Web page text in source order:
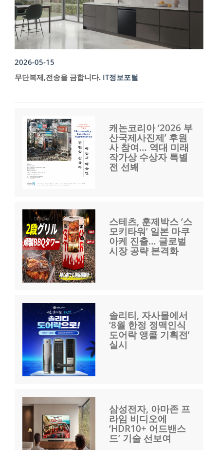
2026-05-15
무단복제,전송을 금합니다. IT정보포털
캐논코리아 ‘2026 부
산국제사진제’ 후원
사 참여… 역대 미래
작가상 수상자 특별
전 선봬
스테츠, 훈제박스 ‘스
모키타워’ 일본 마쿠
아케 진출… 글로벌
시장 공략 본격화
솔리티, 자사몰에서
‘8월 한정 정맥인식
도어락 앵콜 기획전’
실시
삼성전자, 아마존 프
라임 비디오에
‘HDR10+ 어드밴스
드’ 기술 선보여